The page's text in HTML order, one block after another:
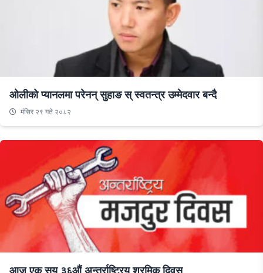
ओलीको प्यानलमा परेनन् सुहाङ स् स्वतन्त्र उम्मेदवार बन्दै
मंसिर २९ गते २०८२